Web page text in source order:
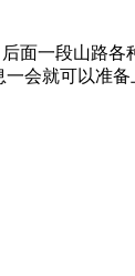
面一段山路
会就可以准备